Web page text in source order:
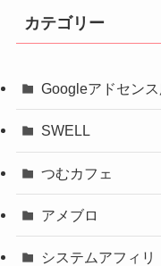
カテゴリー
Googleアドセン
SWELL
つむカフェ
アメブロ
システムアフィリ